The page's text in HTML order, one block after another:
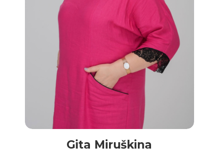
Gita Miruškina